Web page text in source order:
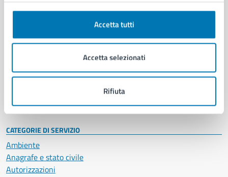
Accetta tutti
Accetta selezionati
Rifiuta
Organi di governo
Enti e fondazioni
Personale amministrativo
Intranet, posta aziendale e protocollo
CATEGORIE DI SERVIZIO
Ambiente
Anagrafe e stato civile
Autorizzazioni